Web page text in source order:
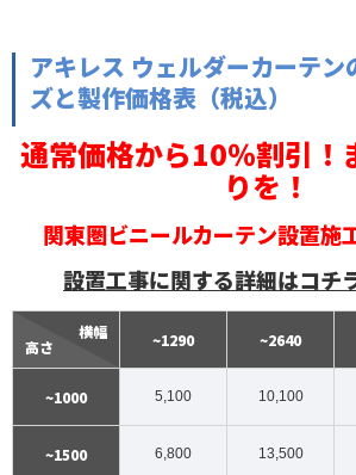
アキレス ウェルダーカーテン
ズと製作価格表（税込）
通常価格から10％割引！
りを！
関東圏ビニールカーテン設置施
設置工事に関する詳細はコチ
横幅
高さ ~1290 ~2640
~1000 5,100 10,100
~1500 6,800 13,500